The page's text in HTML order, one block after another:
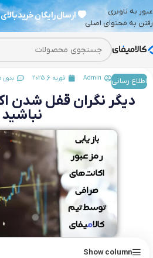
عبور به ناوبری
رفتن به محتوای اصلی
💗 ارسال رایگان خرید بالای 5 میلیون
اطلاع رسانی Admin فوریه 6, 2025 بدون
دیگر نگران قفل شدن
نباشید
Show column